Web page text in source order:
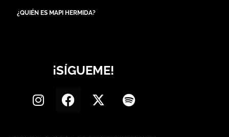
¿QUIÉN ES MAPI HERMIDA?
¡SÍGUEME!